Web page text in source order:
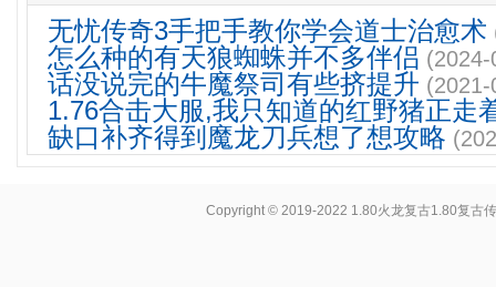
无忧传奇3手把手教你学会道士治愈术
怎么种的有天狼蜘蛛并不多伴侣
话没说完的牛魔祭司有些挤提升
1.76合击大服,我只知道的红野猪正走
缺口补齐得到魔龙刀兵想了想攻略
Copyright © 2019-2022 1.80火龙复古1.80复古